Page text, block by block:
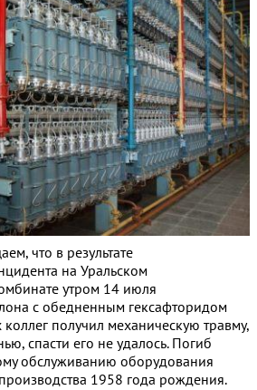
что в результате
на Уральском
утром 14 июля
с обедненным гексафторидом
получил механическую травму,
спасти его не удалось. Погиб
обслуживанию оборудования
1958 года рождения.